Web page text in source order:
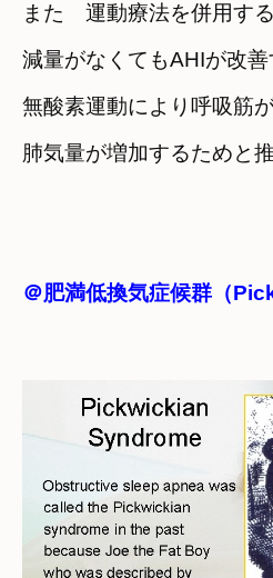
また　運動療法を併用す
減量がなくてもAHIが改
無酸素運動により呼吸筋
＠肥満低換気症候群（